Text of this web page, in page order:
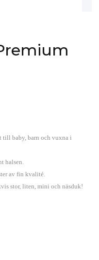
baby, barn och vuxna i
halsen.
av fin kvalité.
stor, liten, mini och näsduk!